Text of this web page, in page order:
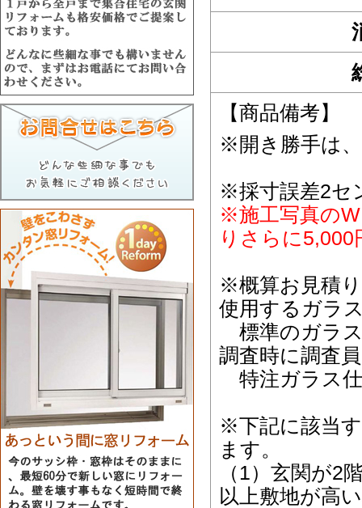
【商品備考】
※開き勝手は
※採寸誤差2セ
※施工写真の
りさらに
※概算お見積
使用するガラ
標準のガラ
調査時に調査
特注ガラス
※下記に該当
ます。
（1）玄関が2
以上敷地が高